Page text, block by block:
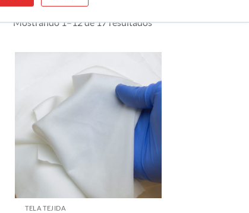
Mostrando 1–12 de 17 resultados
TELA TEJIDA